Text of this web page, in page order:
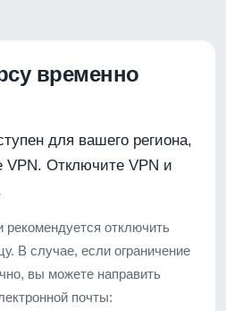
временно
для вашего региона,
VPN. Отключите VPN и
рекомендуется отключить
В случае, если ограничение
вы можете направить
почты: